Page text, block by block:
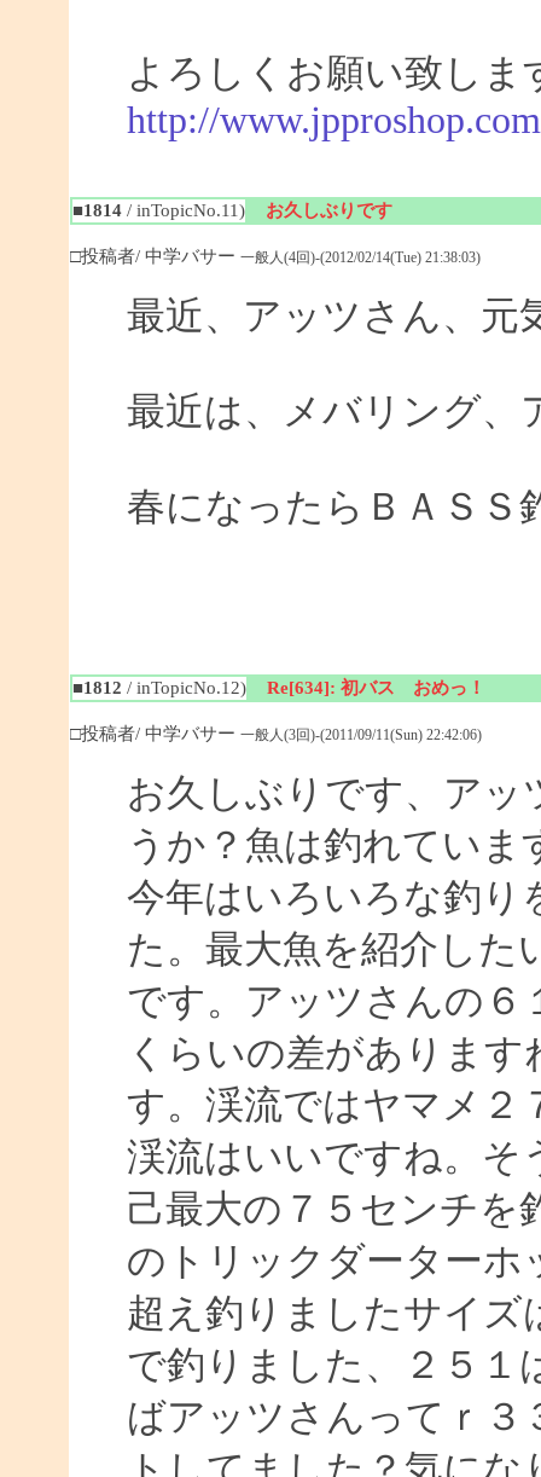
よろしくお願い致しま
http://
■1814/ inTopicNo.11) お久しぶりです
□投稿者/ 中学バサー 一般人(4回)-(2012/02/14(Tue) 21:38:03)
最近、アッツさん、元
最近は、メバリング、
春になったらＢＡＳＳ
■1812 / inTopicNo.12) Re[634]: 初バス おめっ！
□投稿者/ 中学バサー 一般人(3回)-(2011/09/11(Sun) 22:42:06)
お久しぶりです、アッ
うか？魚は釣れていま
今年はいろいろな釣り
た。最大魚を紹介した
です。アッツさんの６
くらいの差がありま
す。渓流ではヤマメ２
渓流はいいですね。そ
己最大の７５センチを
のトリックダーターホ
超え釣りましたサイ
で釣りました、２５１
ばアッツさんってｒ